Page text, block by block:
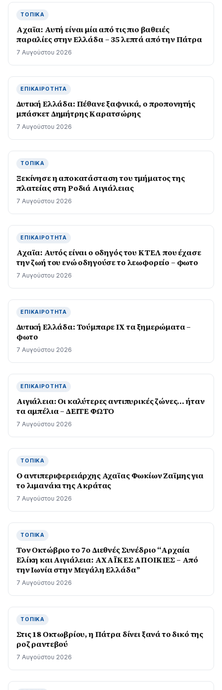
ΤΟΠΙΚΆ
Aχαϊα: Αυτή είναι μία από τις πιο βαθειές
παραλίες στην Ελλάδα – 35 λεπτά από την Πάτρα
7 Αυγούστου 2026
ΕΠΙΚΑΙΡΌΤΗΤΑ
Δυτική Ελλάδα: Πέθανε ξαφνικά, ο προπονητής
μπάσκετ Δημήτρης Καρατσώρης
7 Αυγούστου 2026
ΤΟΠΙΚΆ
Ξεκίνησε η αποκατάσταση του τμήματος της
πλατείας στη Ροδιά Αιγιάλειας
7 Αυγούστου 2026
ΕΠΙΚΑΙΡΌΤΗΤΑ
Αχαϊα: Αυτός είναι ο οδηγός του ΚΤΕΛ που έχασε
την ζωή του ενώ οδηγούσε το λεωφορείο – φωτο
7 Αυγούστου 2026
ΕΠΙΚΑΙΡΌΤΗΤΑ
Δυτική Ελλάδα: Τούμπαρε ΙΧ τα ξημερώματα –
φωτο
7 Αυγούστου 2026
ΕΠΙΚΑΙΡΌΤΗΤΑ
Αιγιάλεια: Οι καλύτερες αντιπυρικές ζώνες… ήταν
τα αμπέλια – ΔΕΙΤΕ ΦΩΤΟ
7 Αυγούστου 2026
ΤΟΠΙΚΆ
O αντιπεριφερειάρχης Αχαϊας Φωκίων Ζαϊμης για
το λιμανάκι της Ακράτας
7 Αυγούστου 2026
ΤΟΠΙΚΆ
Τον Οκτώβριο το 7ο Διεθνές Συνέδριο “Αρχαία
Ελίκη και Αιγιάλεια: ΑΧΑΪΚΕΣ ΑΠΟΙΚΙΕΣ – Από
την Ιωνία στην Μεγάλη Ελλάδα”
7 Αυγούστου 2026
ΤΟΠΙΚΆ
Στις 18 Οκτωβρίου, η Πάτρα δίνει ξανά το δικό της
ροζ ραντεβού
7 Αυγούστου 2026